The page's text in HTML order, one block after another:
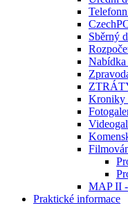
Sběrný
Kroniky
MAP II
Praktické informace